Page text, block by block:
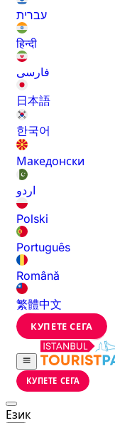
עברית
हिन्दी
فارسی
日本語
한국어
Македонски
اردو
Polski
Português
Română
繁體中文
КУПЕТЕ СЕГА
КУПЕТЕ СЕГА
Език